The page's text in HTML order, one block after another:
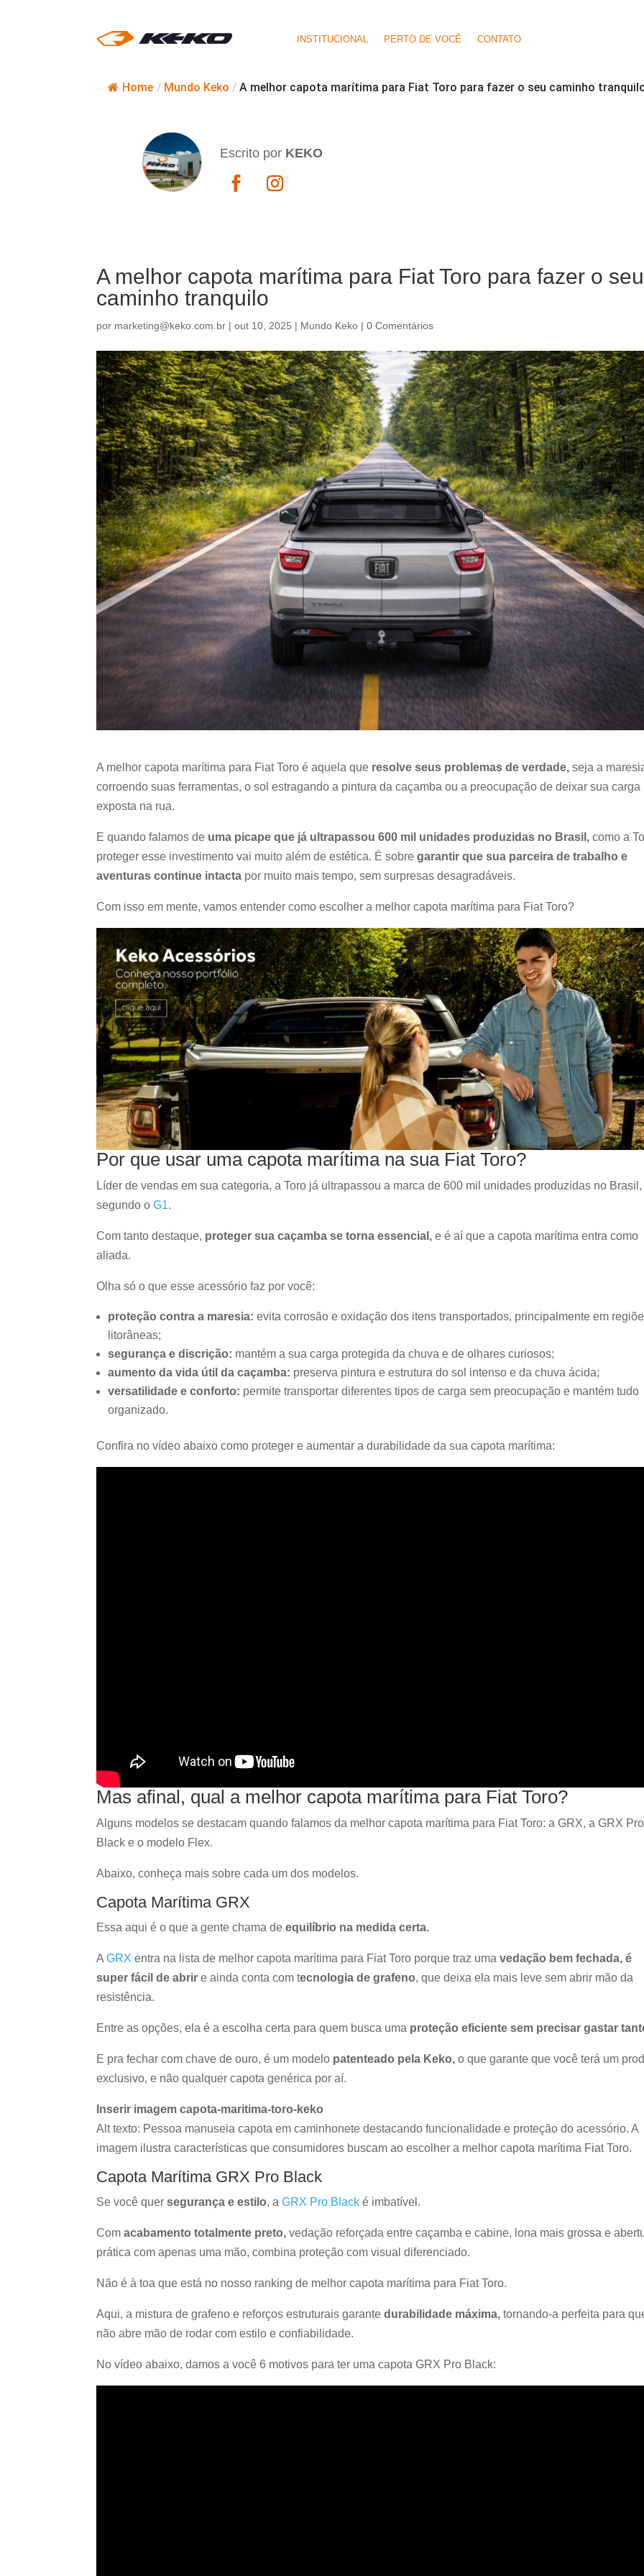
INSTITUCIONAL PERTO DE VOCÊ CONTATO
Home / Mundo Keko / A melhor capota marítima para Fiat Toro para fazer o seu caminho
Escrito por KEKO
A melhor capota marítima para Fiat Toro para fazer o seu
caminho tranquilo
por marketing@keko.com.br |out 10, 2025 | Mundo Keko |0 Comentários
A melhor capota marítima para Fiat Toro é aquela que resolve seus problemas de verdade,seja a
corroendo suas ferramentas, o sol estragando a pintura da caçamba ou a preocupação de deixar sua carga
exposta na rua.
E quando falamos de uma picape que já ultrapassou 600 mil unidades produzidas no Brasil,como a
proteger esse investimento vai muito além de estética. É sobregarantir que sua parceira de trabalho e
aventuras continue intacta por muito mais tempo, sem surpresas desagradáveis.
Com isso em mente, vamos entender como escolher a melhor capota marítima para Fiat Toro?
Por que usar uma capota marítima na sua Fiat Toro?
Líder de vendas em sua categoria, a Toro já ultrapassou a marca de 600 mil unidades produzidas no Brasil,
segundo oG1.
Com tanto destaque, proteger sua caçamba se torna essencial,e é aí que a capota marítima entra como
aliada.
Olha só o que esse acessório faz por você:
proteção contra a maresia: evita corrosão e oxidação dos itens transportados, principalmente em
litorâneas;
segurança e discrição: mantém a sua carga protegida da chuva e de olhares curiosos;
aumento da vida útil da caçamba: preserva pintura e estrutura do sol intenso e da chuva ácida;
versatilidade e conforto: permite transportar diferentes tipos de carga sem preocupação e mantém tudo
organizado.
Confira no vídeo abaixo como proteger e aumentar a durabilidade da sua capota marítima:
Mas afinal, qual a melhor capota marítima para Fiat Toro?
Alguns modelos se destacam quando falamos da melhor capota marítima para Fiat Toro: a GRX, a GRX Pro
Black e o modelo Flex.
Abaixo, conheça mais sobre cada um dos modelos.
Capota Marítima GRX
Essa aqui é o que a gente chama deequilíbrio na medida certa.
AGRX entra na lista de melhor capota marítima para Fiat Toro porque traz umavedação bem fechada, é
super fácil de abrir e ainda conta com tecnologia de grafeno, que deixa ela mais leve sem abrir mão da
resistência.
Entre as opções, ela é a escolha certa para quem busca uma proteção eficiente sem precisar gastar
E pra fechar com chave de ouro, é um modelo patenteado pela Keko,o que garante que você terá um
exclusivo, e não qualquer capota genérica por aí.
Inserir imagem capota-maritima-toro-keko
Alt texto: Pessoa manuseia capota em caminhonete destacando funcionalidade e proteção do acessório. A
imagem ilustra características que consumidores buscam ao escolher a melhor capota marítima Fiat Toro.
Capota Marítima GRX Pro Black
Se você quersegurança e estilo, aGRX Pro Black é imbatível.
Comacabamento totalmente preto,vedação reforçada entre caçamba e cabine, lona mais grossa e
prática com apenas uma mão, combina proteção com visual diferenciado.
Não é à toa que está no nosso ranking de melhor capota marítima para Fiat Toro.
Aqui, a mistura de grafeno e reforços estruturais garantedurabilidade máxima,tornando-a perfeita para
não abre mão de rodar com estilo e confiabilidade.
No vídeo abaixo, damos a você 6 motivos para ter uma capota GRX Pro Black: